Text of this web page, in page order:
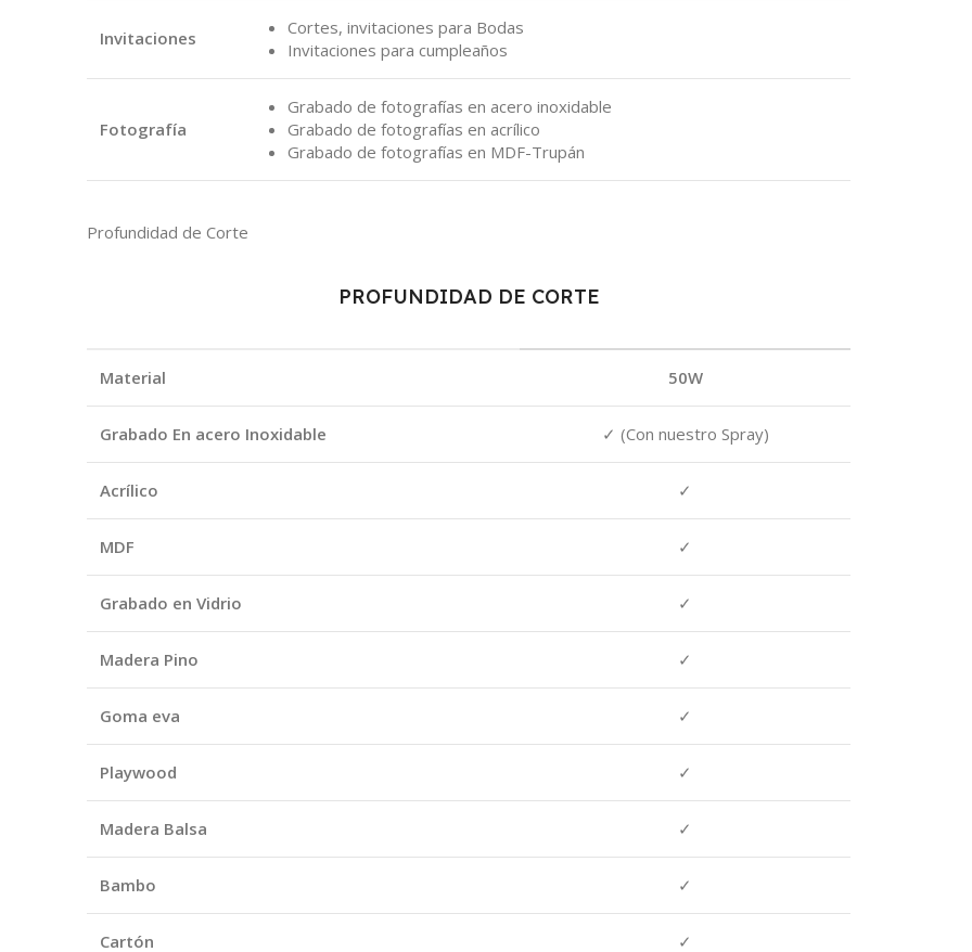
Invitaciones
Cortes, invitaciones para Bodas
Invitaciones para cumpleaños
Fotografía
Grabado de fotografías en acero inoxidable
Grabado de fotografías en acrílico
Grabado de fotografías en MDF-Trupán
Profundidad de Corte
PROFUNDIDAD DE CORTE
Material 50W
Grabado En acero Inoxidable ✓ (Con nuestro Spray)
Acrílico ✓
MDF ✓
Grabado en Vidrio ✓
Madera Pino ✓
Goma eva ✓
Playwood ✓
Madera Balsa ✓
Bambo ✓
Cartón ✓